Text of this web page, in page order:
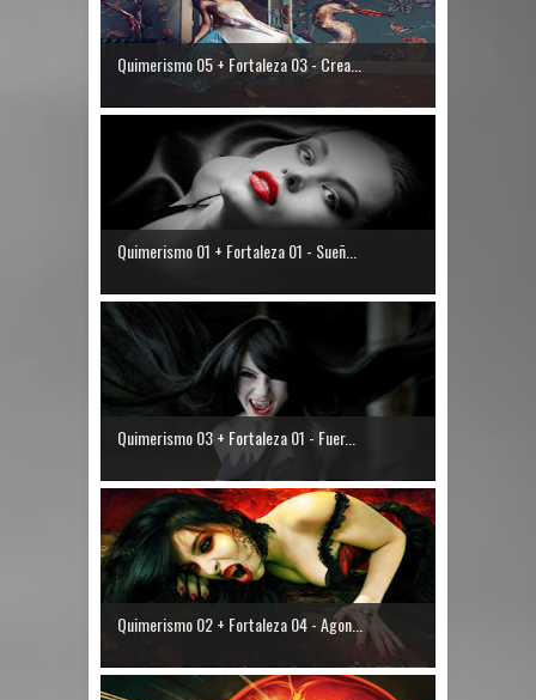
Quimerismo 05 + Fortaleza 03 - Crea...
Quimerismo 01 + Fortaleza 01 - Sueñ...
Quimerismo 03 + Fortaleza 01 - Fuer...
Quimerismo 02 + Fortaleza 04 - Agon...